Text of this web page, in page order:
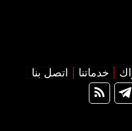
خدماتنا اتصل بنا